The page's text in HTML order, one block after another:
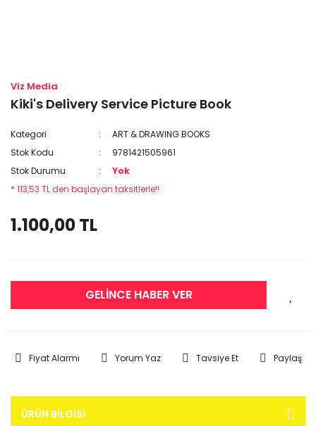
Viz Media
Kiki's Delivery Service Picture Book
Kategori
ART & DRAWING BOOKS
Stok Kodu
9781421505961
Stok Durumu
Yok
* 113,53 TL den başlayan taksitlerle!!
1.100,00 TL
GELİNCE HABER VER
Fiyat Alarmı Yorum Yaz Tavsiye Et Paylaş
ÜRÜN BILGISI